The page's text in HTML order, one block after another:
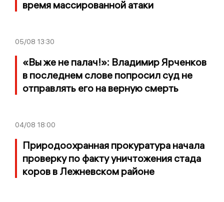
время массированной атаки
05/08 13:30
«Вы же не палач!»: Владимир Ярченков
в последнем слове попросил суд не
отправлять его на верную смерть
04/08 18:00
Природоохранная прокуратура начала
проверку по факту уничтожения стада
коров в Лежневском районе